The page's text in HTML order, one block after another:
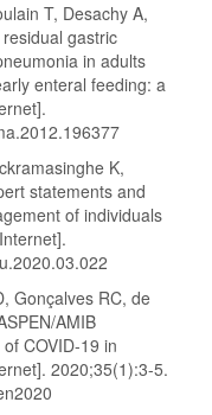
T, Desachy A,
gastric
in adults
enteral feeding: a
K,
statements and
of individuals
Gonçalves RC, de
AMIB
COVID-19 in
2020;35(1):3-5.